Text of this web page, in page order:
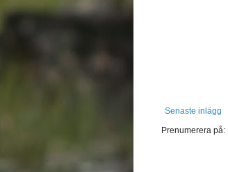
Senaste inlägg
Prenumerera på: